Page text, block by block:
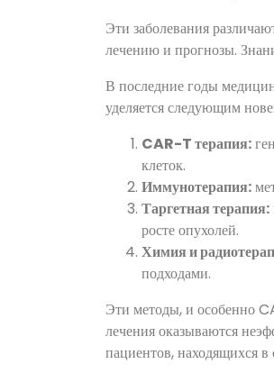
Эти заболевания
лечению и прогнозы.
В последние годы
уделяется следующим
CAR-T терапия:
клеток.
Иммунотерапия:
Таргетная терапия:
росте опухолей.
Химия и
подходами.
Эти методы, и особенно
лечения оказываются
пациентов, находящихся